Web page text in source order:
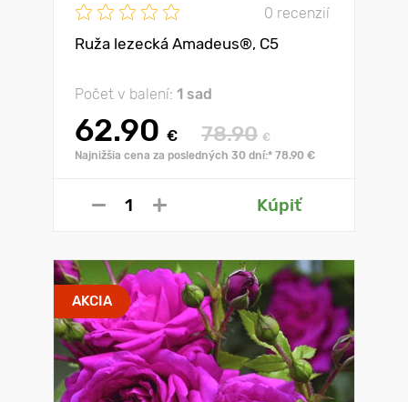
0 recenzií
Ruža lezecká Amadeus®, C5
Počet v balení: 1 sad
62.90 € 78.90 €
Najnižšia cena za posledných 30 dní:* 78.90 €
Kúpiť
AKCIA